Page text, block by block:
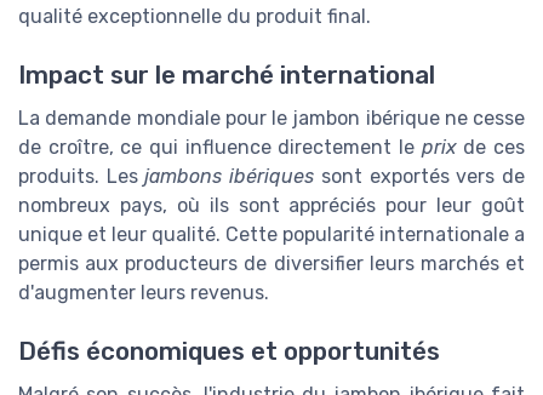
qualité exceptionnelle du produit final.
Impact sur le marché international
La demande mondiale pour le jambon ibérique ne cesse
de croître, ce qui influence directement le prixde ces
produits. Lesjambons ibériques sont exportés vers de
nombreux pays, où ils sont appréciés pour leur goût
unique et leur qualité. Cette popularité internationale a
permis aux producteurs de diversifier leurs marchés et
d'augmenter leurs revenus.
Défis économiques et opportunités